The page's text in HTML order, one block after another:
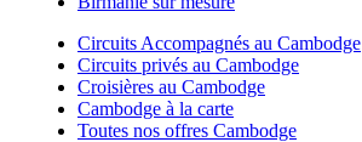
Circuits Accompagnés au Cambodge
Circuits privés au Cambodge
Croisières au Cambodge
Cambodge à la carte
Toutes nos offres Cambodge